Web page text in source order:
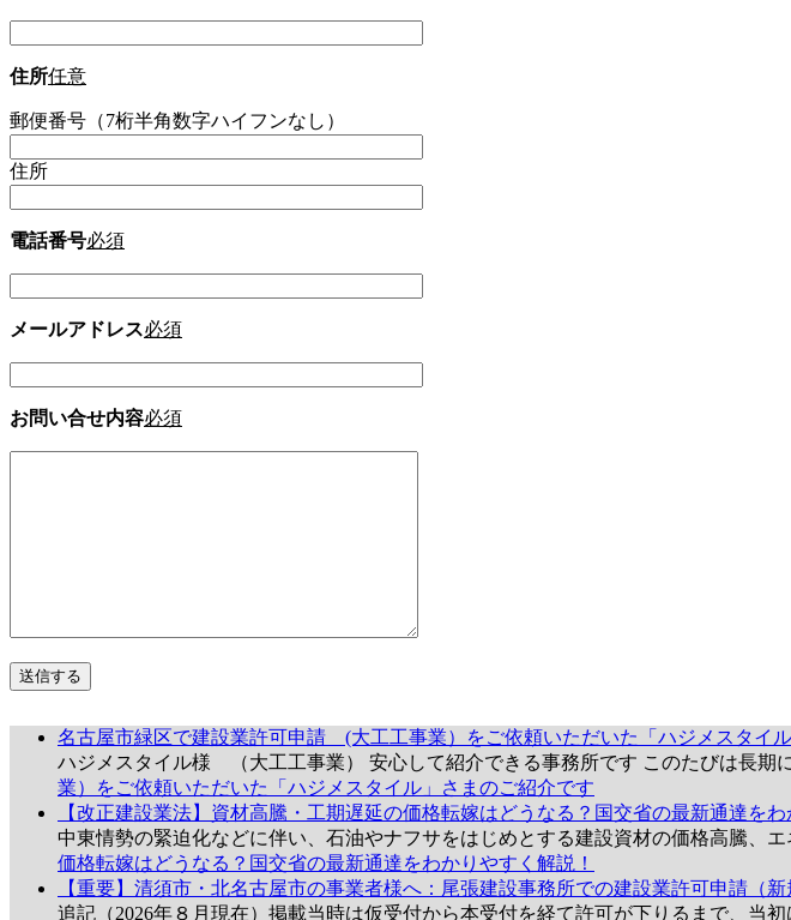
住所任意
郵便番号（7桁半角数字ハイフンなし）
住所
電話番号必須
メールアドレス必須
お問い合せ内容必須
名古屋市緑区で建設業許可申請 (大工工事業）をご依頼いただいた「ハジメスタイ
ハジメスタイル様 （大工工事業） 安心して紹介できる事務所です このたびは長期
業）をご依頼いただいた「ハジメスタイル」さまのご紹介です
【改正建設業法】資材高騰・工期遅延の価格転嫁はどうなる？国交省の最新通達をわ
中東情勢の緊迫化などに伴い、石油やナフサをはじめとする建設資材の価格高騰、
価格転嫁はどうなる？国交省の最新通達をわかりやすく解説！
【重要】清須市・北名古屋市の事業者様へ：尾張建設事務所での建設業許可申請（
追記（2026年８月現在）掲載当時は仮受付から本受付を経て許可が下りるまで、当